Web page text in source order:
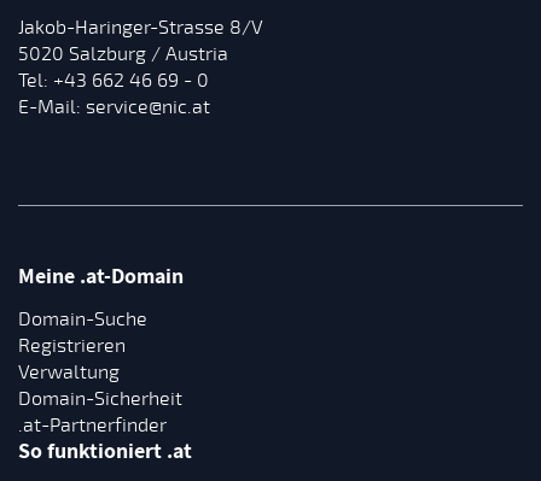
Jakob-Haringer-Strasse 8/V
5020 Salzburg / Austria
Tel: +43 662 46 69 - 0
E-Mail: service@nic.at
Meine .at-Domain
Domain-Suche
Registrieren
Verwaltung
Domain-Sicherheit
.at-Partnerfinder
So funktioniert .at